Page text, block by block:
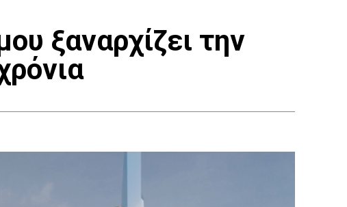
ξαναρχίζει την